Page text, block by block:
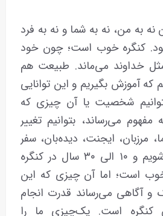
به من، نه به شما و نه به فرد
کنگره خوب است؛ چون خود
خداوند می‌ماند. طبیعت هم
آموزش بگیریم و این توانایی
شخصیت یا آن چیزی که
مفهوم می‌رساند، بتوانیم تغییر
مرزبان، ایجنت، دیده‌بان، سفر
دومی و قدیمی می‌شویم و ۱۰ الی ۳۰ سال در کنگره
است؛ اما آن چیزی که این
و آگاهی می‌رساند قدرت انجام
کنگره است. یک‌چیزی ما را